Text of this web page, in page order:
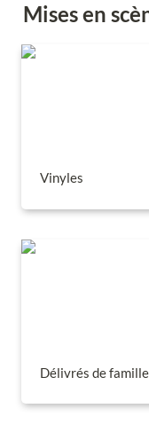
Mises en
Vinyles
Vinyles
Délivrés de famille
Délivrés de famille